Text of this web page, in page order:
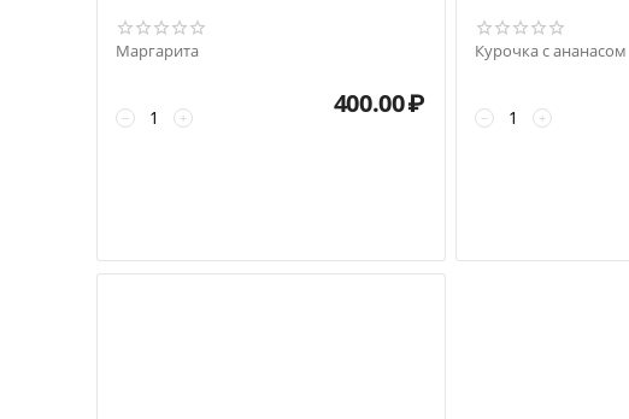
Маргарита
+
− 400.00₽
Курочка с ананасом
+
−